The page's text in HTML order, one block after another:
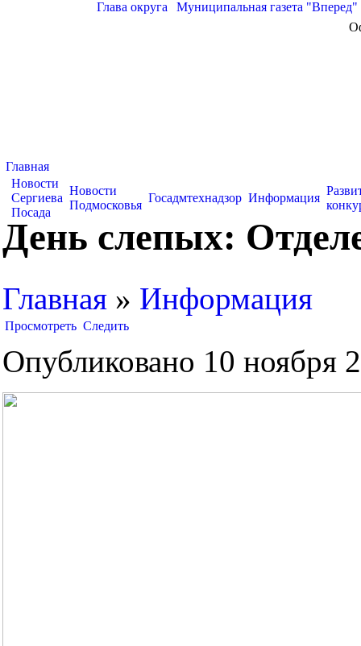
Глава округа Муниципальная газета "Вперед"
Главная
Новости
Сергиева
Посада
Новости
Подмосковья
Госадмтехнадзор Информация
День слепых:
Главная » Информация
Просмотреть Следить
Опубликовано 10 ноября